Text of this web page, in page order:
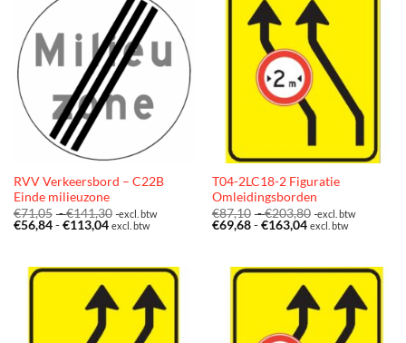
RVV Verkeersbord – C22B
Einde milieuzone
€71,05 -€141,30 Prijsklasse:
€71,05
excl. btw
€56,84 - €113,04Prijsklasse:
excl. btw
T04-2LC18-2 Figuratie
Omleidingsborden
€87,10 -€203,80 Prijsklasse:
€87,10
excl. btw
€69,68 - €163,04Prijsklasse:
excl. btw